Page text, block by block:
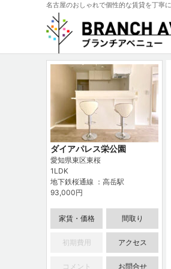
名古屋のおしゃれで個性的な賃貸を丁寧
ダイアパレス栄公園
愛知県東区東桜
1LDK
地下鉄桜通線 ：高岳駅
93,000円
家賃・価格 間取り
初期費用 アクセス
コメント お問合せ